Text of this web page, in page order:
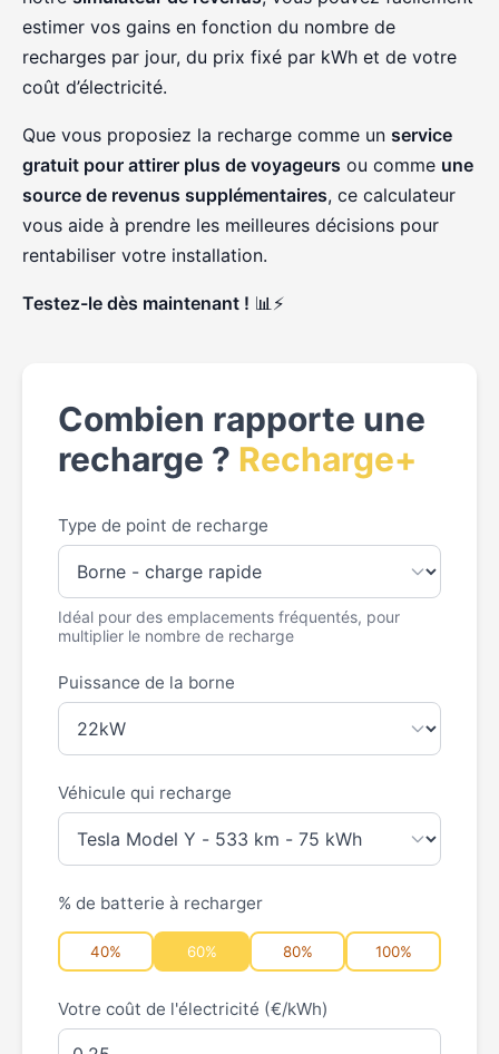
estimer vos gains en fonction du nombre de
recharges par jour, du prix fixé par kWh et de votre
coût d’électricité.
Que vous proposiez la recharge comme un service
gratuit pour attirer plus de voyageurs ou comme une
source de revenus supplémentaires, ce calculateur
vous aide à prendre les meilleures décisions pour
rentabiliser votre installation.
Testez-le dès maintenant ! 📊⚡
Combien rapporte une
recharge ? Recharge+
Type de point de recharge
Idéal pour des emplacements fréquentés, pour
multiplier le nombre de recharge
Puissance de la borne
Véhicule qui recharge
% de batterie à recharger
40% 60% 80% 100%
Votre coût de l'électricité (€/kWh)